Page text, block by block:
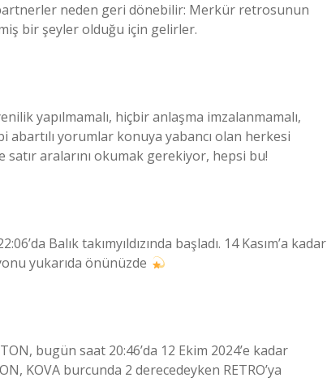
neden geri dönebilir: Merkür retrosunun
bir şeyler olduğu için gelirler.
yapılmamalı, hiçbir anlaşma imzalanmamalı,
abartılı yorumlar konuya yabancı olan herkesi
aralarını okumak gerekiyor, hepsi bu!
Balık takımyıldızında başladı. 14 Kasım’a kadar
yukarıda önünüzde
bugün saat 20:46’da 12 Ekim 2024’e kadar
KOVA burcunda 2 derecedeyken RETRO’ya